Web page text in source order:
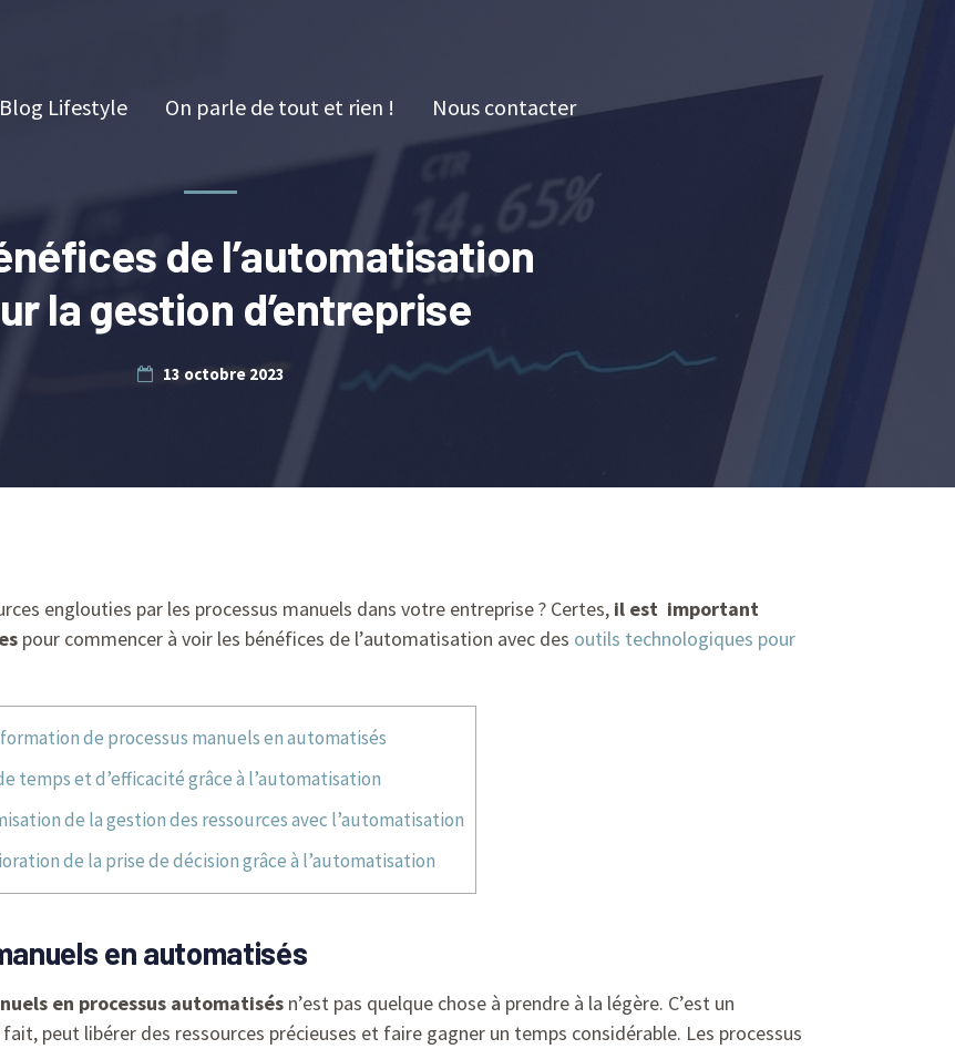
Blog Lifestyle On parle de tout et rien ! Nous contacter
de l’automatisation
la gestion d’entreprise
13 octobre 2023
englouties par les processus manuels dans votre entreprise ? Certes, il est important
pour commencer à voir les bénéfices de l’automatisation avec des outils technologiques pour
de processus manuels en automatisés
temps et d’efficacité grâce à l’automatisation
de la gestion des ressources avec l’automatisation
de la prise de décision grâce à l’automatisation
en automatisés
en processus automatisés n’est pas quelque chose à prendre à la légère. C’est un
peut libérer des ressources précieuses et faire gagner un temps considérable. Les processus